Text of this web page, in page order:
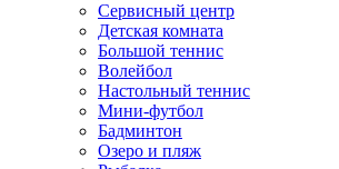
Сервисный центр
Детская комната
Большой теннис
Волейбол
Настольный теннис
Мини-футбол
Бадминтон
Озеро и пляж